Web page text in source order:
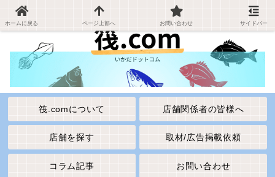
筏.comについて 店舗関係者の皆様へ
店舗を探す 取材/広告掲載依頼
コラム記事 お問い合わせ
ホームに戻る ページ上部へ お問い合わせ サイドバー